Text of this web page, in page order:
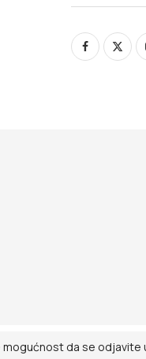
da se odjavite